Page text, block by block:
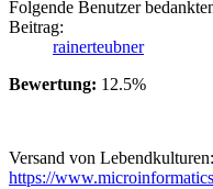
Folgende Benutzer
Beitrag:
rainerteubner
Bewertung: 12.5%
Versand von Lebendkulturen:
https://